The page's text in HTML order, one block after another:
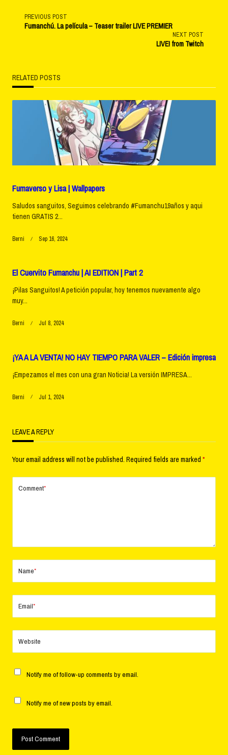
<span
screen-
reader-
text">Page</span>
PREVIOUS POST
Fumanchú. La película – Teaser trailer LIVE PREMIER
NEXT POST
LIVE! from Twitch
RELATED POSTS
Fumaverso y Lisa | Wallpapers
Saludos sanguitos, Seguimos celebrando #Fumanchu19años y aqui
tienen GRATIS 2...
Berni Sep 16, 2024
El Cuervito Fumanchu | AI EDITION | Part 2
¡Pilas Sanguitos! A petición popular, hoy tenemos nuevamente algo
muy...
Berni Jul 8, 2024
¡YA A LA VENTA! NO HAY TIEMPO PARA VALER – Edición impresa
¡Empezamos el mes con una gran Noticia! La versión IMPRESA...
Berni Jul 1, 2024
LEAVE A REPLY
Your email address will not be published. Required fields are marked *
Comment*
Name*
Email*
Website
Notify me of follow-up comments by email.
Notify me of new posts by email.